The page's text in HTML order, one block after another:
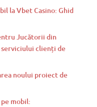
la Vbet Casino: Ghid
Jucătorii din
serviciului clienți de
noului proiect de
mobil: